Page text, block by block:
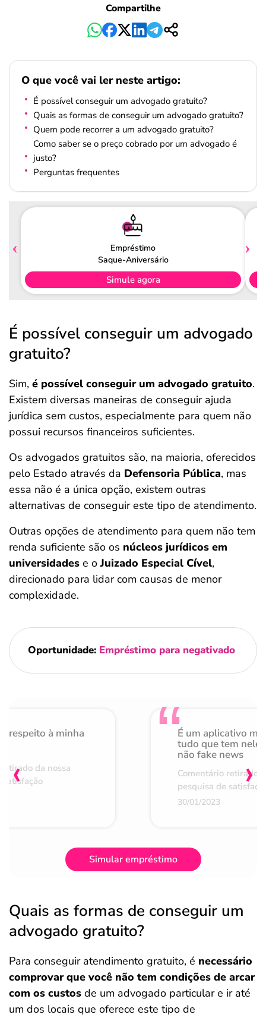
Compartilhe
O que você vai ler neste artigo:
É possível conseguir um advogado gratuito?
Quais as formas de conseguir um advogado gratuito?
Quem pode recorrer a um advogado gratuito?
Como saber se o preço cobrado por um advogado é
justo?
Perguntas frequentes
Empréstimo
Saque-Aniversário
Simule agora
É possível conseguir um advogado
gratuito?
Sim, é possível conseguir um advogado gratuito.
Existem diversas maneiras de conseguir ajuda
jurídica sem custos, especialmente para quem não
possui recursos financeiros suficientes.
Os advogados gratuitos são, na maioria, oferecidos
pelo Estado através da Defensoria Pública, mas
essa não é a única opção, existem outras
alternativas de conseguir este tipo de atendimento.
Outras opções de atendimento para quem não tem
renda suficiente são os núcleos jurídicos em
universidades e oJuizado Especial Cível,
direcionado para lidar com causas de menor
complexidade.
Oportunidade: Empréstimo para negativado
respeito à minha
da nossa
É um aplicativo
tudo que tem nele
não fake news
Comentário retirado
pesquisa de
30/01/2023
‹ ›
Simular empréstimo
Quais as formas de conseguir um
advogado gratuito?
Para conseguir atendimento gratuito, é necessário
comprovar que você não tem condições de arcar
com os custos de um advogado particular e ir até
um dos locais que oferece este tipo de